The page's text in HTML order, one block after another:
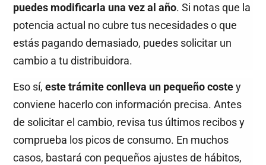
puedes modificarla una vez al año. Si notas que la
potencia actual no cubre tus necesidades o que
estás pagando demasiado, puedes solicitar un
cambio a tu distribuidora.
Eso sí,este trámite conlleva un pequeño costey
conviene hacerlo con información precisa. Antes
de solicitar el cambio, revisa tus últimos recibos y
comprueba los picos de consumo. En muchos
casos, bastará con pequeños ajustes de hábitos,